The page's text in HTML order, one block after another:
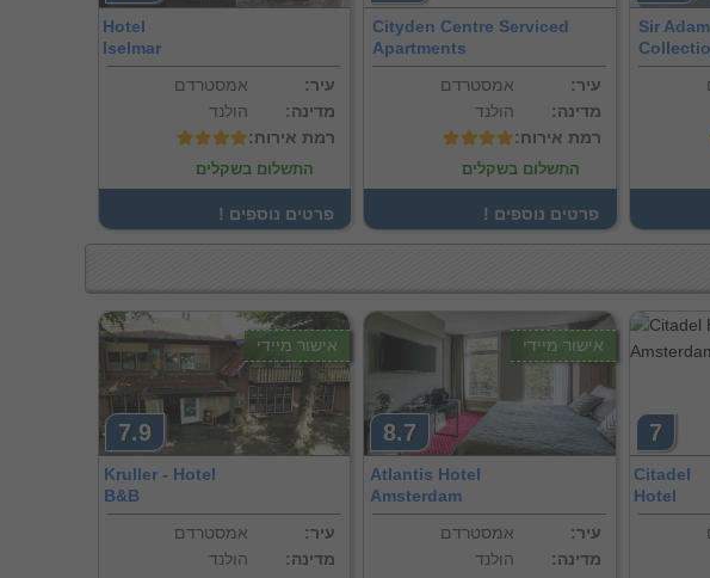
Sir
Cityden Centre Serviced
Apartments
אמסטרדם
:עיר
הולנד
:מדינה
:רמת אירוח
התשלום בשקלים
! פרטים נוספים
Hotel
Iselmar
אמסטרדם
:עיר
הולנד
:מדינה
:רמת אירוח
התשלום בשקלים
! פרטים נוספים
7
Citadel
Hotel
8.7
אישור מיידי
Atlantis Hotel
Amsterdam
אמסטרדם
:עיר
הולנד
:מדינה
7.9
אישור מיידי
Kruller - Hotel
B&B
אמסטרדם
:עיר
הולנד
:מדינה